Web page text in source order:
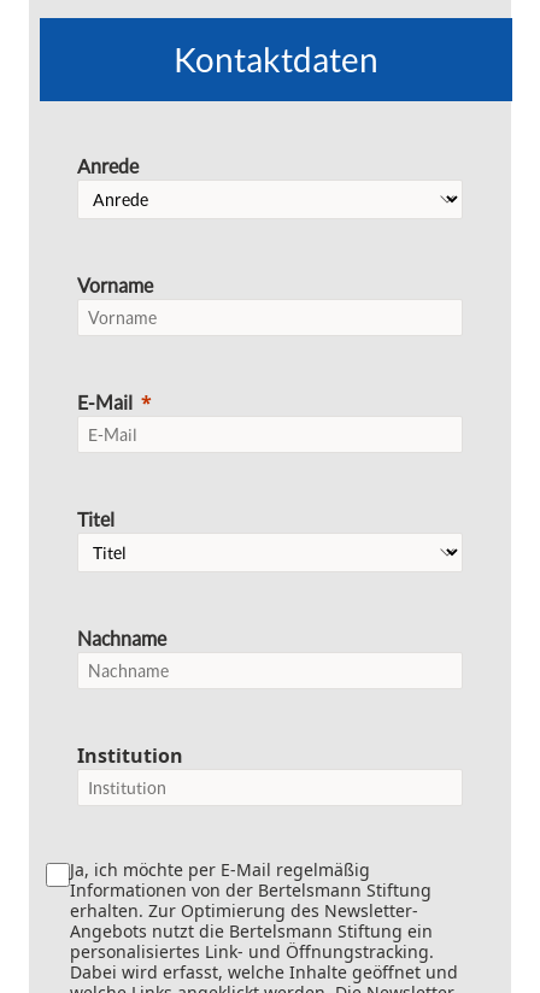
Kontaktdaten
Anrede
Vorname
E-Mail
Titel
Nachname
Institution
Ja, ich möchte per E-Mail regelmäßig
Informationen von der Bertelsmann Stiftung
erhalten. Zur Optimierung des Newsletter-
Angebots nutzt die Bertelsmann Stiftung ein
personalisiertes Link- und Öffnungstracking.
Dabei wird erfasst, welche Inhalte geöffnet und